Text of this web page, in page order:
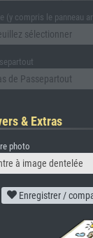
(y compris le panneau
sélectionner
de Passepartout
& Extras
photo
à image dentelée
Enregistrer /